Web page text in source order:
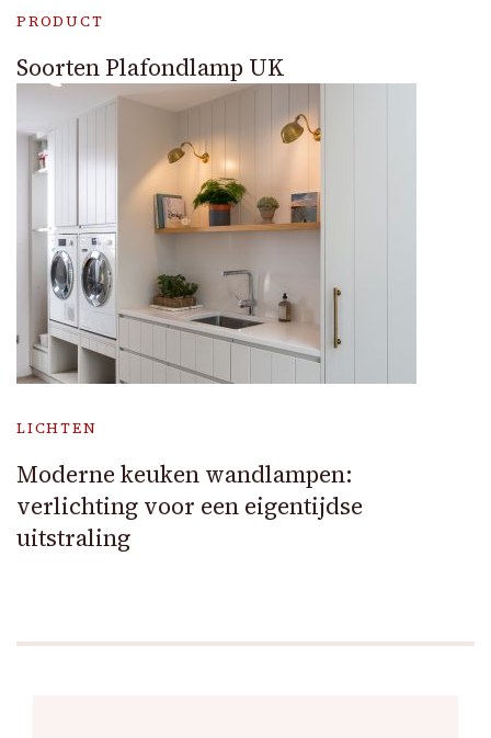
PRODUCT
Soorten Plafondlamp UK
LICHTEN
Moderne keuken wandlampen:
verlichting voor een eigentijdse
uitstraling